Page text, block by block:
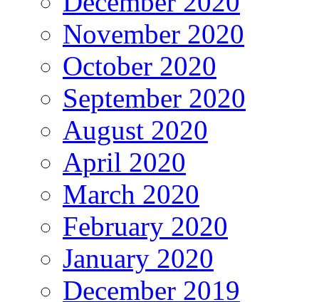
November 2020
October 2020
September 2020
August 2020
April 2020
March 2020
February 2020
January 2020
December 2019